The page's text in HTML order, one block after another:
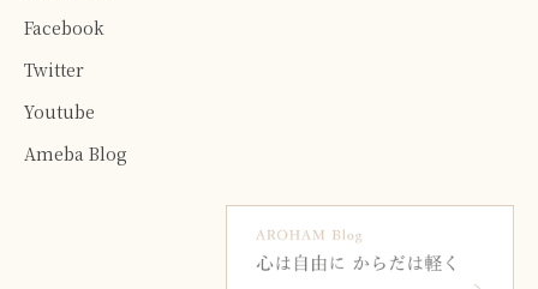
Facebook
Twitter
Youtube
Ameba Blog